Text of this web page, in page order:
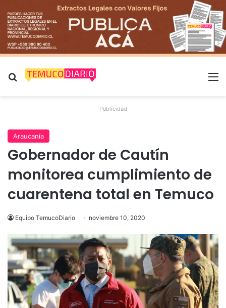
Buscar por
Publicidad
Araucanía
Gobernador de Cautín
monitorea cumplimiento de
cuarentena total en Temuco
Equipo TemucoDiario noviembre 10, 2020